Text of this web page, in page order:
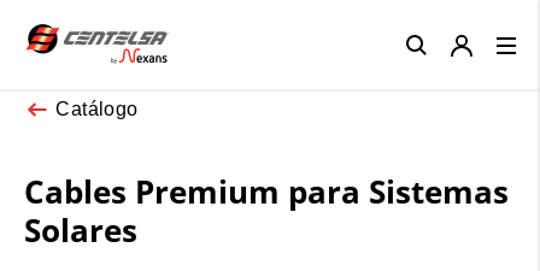
Catálogo
Cables Premium para Sistemas
Solares
Close